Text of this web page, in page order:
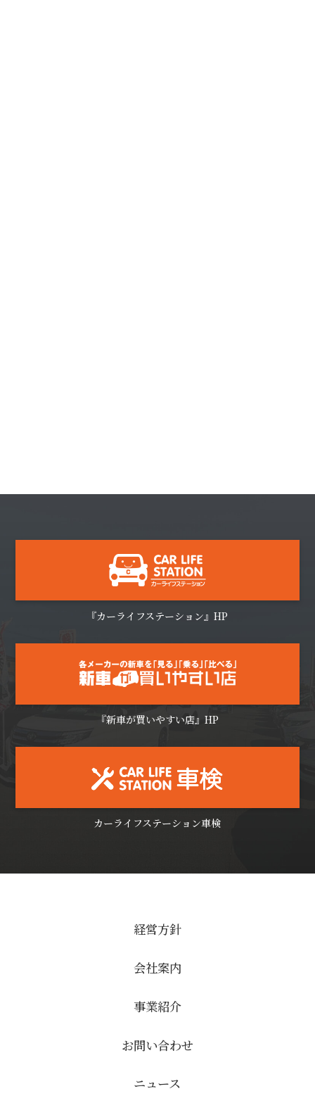
『カーライフステーション』HP
『新車が買いやすい店』HP
カーライフステーション車検
経営方針
会社案内
事業紹介
お問い合わせ
ニュース